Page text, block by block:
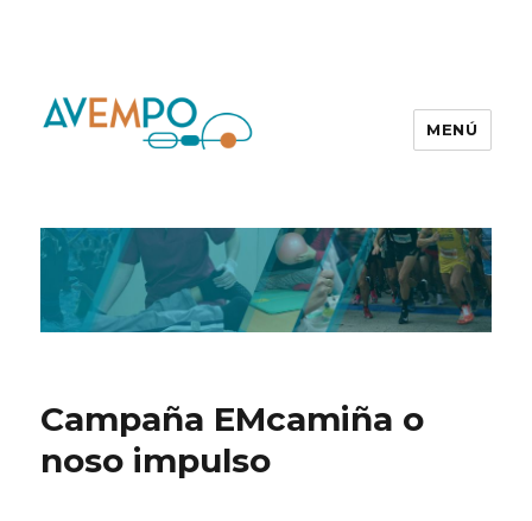
MENÚ
Campaña EMcamiña o
noso impulso